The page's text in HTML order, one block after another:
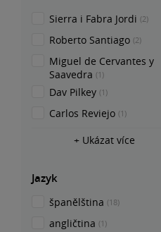
Sierra i Fabra Jordi (2)
Roberto Santiago (2)
Miguel de Cervantes y
Saavedra (1)
Dav Pilkey (1)
Carlos Reviejo (1)
+ Ukázat více
Jazyk
španělština (18)
angličtina (1)